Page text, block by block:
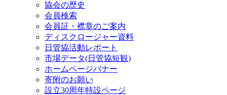
協会の歴史
会員検索
会員証・襟章のご案内
ディスクロージャー資料
日管協活動レポート
市場データ(日管協短観)
ホームページバナー
寄附のお願い
設立30周年特設ページ